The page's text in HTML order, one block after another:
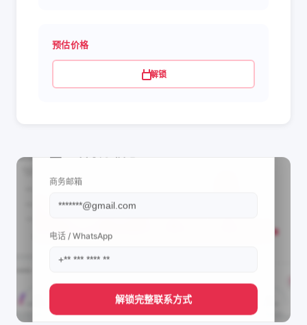
预估价格
解锁
商务邮箱
电话 / WhatsApp
解锁完整联系方式